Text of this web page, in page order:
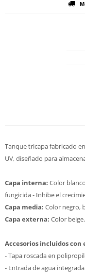
Tanque tricapa fabricado
UV, diseñado para
Capa interna: Color
fungicida - Inhibe el
Capa media: Color negro,
Capa externa: Color
Accesorios incluidos con
- Tapa roscada en
- Entrada de agua